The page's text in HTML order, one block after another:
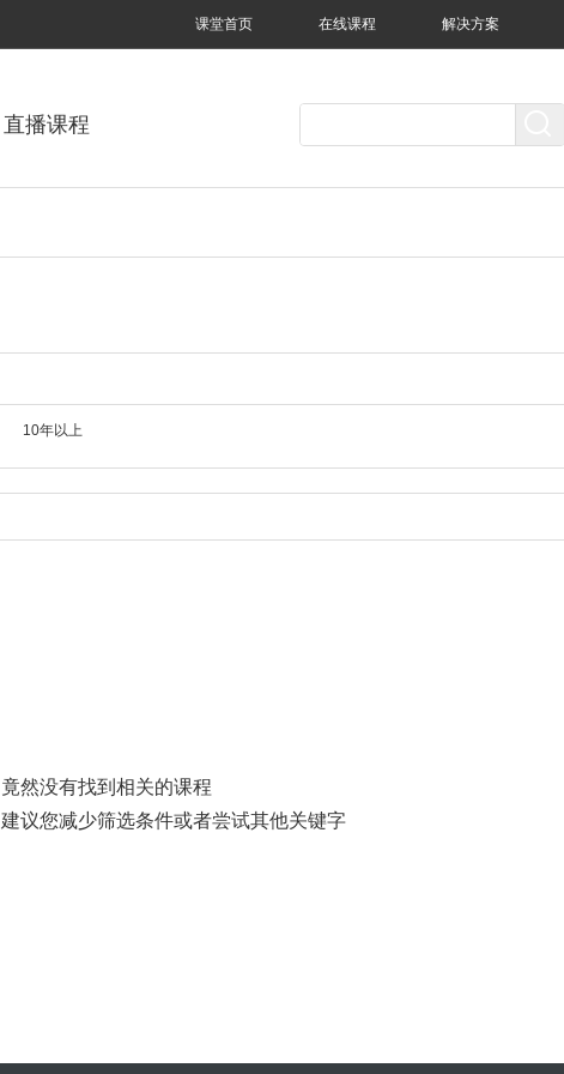
课堂首页 在线课程 解决方案
直播课程
10年以上
竟然没有找到相关的课程
建议您减少筛选条件或者尝试其他关键字